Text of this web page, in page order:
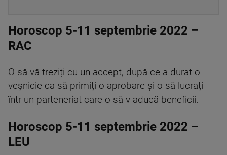
Horoscop 5-11 septembrie 2022 –
RAC
O să vă treziți cu un accept, după ce a durat o
veșnicie ca să primiți o aprobare și o să lucrați
într-un parteneriat care-o să v-aducă beneficii.
Horoscop 5-11 septembrie 2022 –
LEU